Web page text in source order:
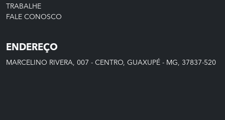
TRABALHE
FALE CONOSCO
ENDEREÇO
MARCELINO RIVERA, 007 - CENTRO, GUAXUPÉ - MG, 37837-520